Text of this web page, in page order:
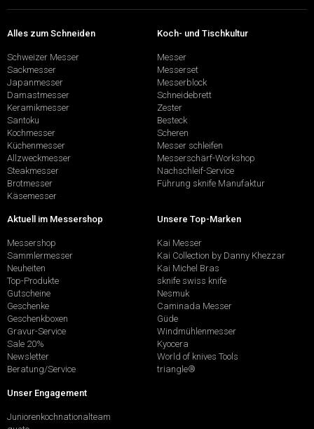
Alles zum Schneiden
Schweizer Messer
Sackmesser
Japanmesser
Damastmesser
Keramikmesser
Santoku
Kochmesser
Küchenmesser
Allzweckmesser
Steakmesser
Brotmesser
Käsemesser
Koch- und Tischkultur
Messer
Messerset
Messerblock
Schneidebrett
Zester
Besteck
Scheren
Messer schleifen
Messerschärf-Workshop
Nachschleif-Service
Führung sknife Manufaktur
Aktuell im Messershop
Messershop
Sammlermesser
Neuheiten
Top-Produkte
Gutscheine
Geschenke
Geschenkboxen
Gravur-Service
Sale 20%
Newsletter
Beratung/Service
Unsere Top-Marken
Kai Messer
Kai Collection by Danny Khezzar
Kai Michel Bras
sknife swiss knife
Nesmuk
Caminada Messer
Güde
Windmühlenmesser
Kyocera
World of knives Tools
triangle®
Unser Engagement
Juniorenkochnationalteam